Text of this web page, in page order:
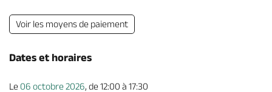
Voir les moyens de paiement
Dates et horaires
Le 06 octobre 2026, de 12:00 à 17:30